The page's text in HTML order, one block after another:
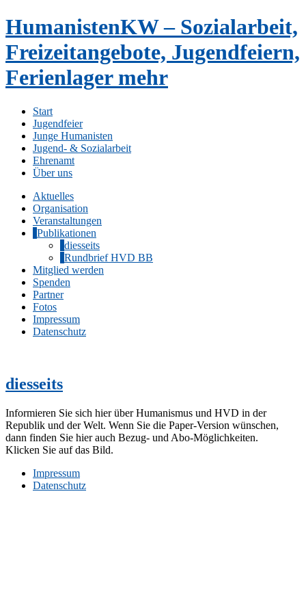
HumanistenKW – Sozialarbeit,
Freizeitangebote, Jugendfeiern,
Ferienlager mehr
Start
Jugendfeier
Junge Humanisten
Jugend- & Sozialarbeit
Ehrenamt
Über uns
Aktuelles
Organisation
Veranstaltungen
Publikationen
diesseits
Rundbrief HVD BB
Mitglied werden
Spenden
Partner
Fotos
Impressum
Datenschutz
diesseits
Informieren Sie sich hier über Humanismus und HVD in der
Republik und der Welt. Wenn Sie die Paper-Version wünschen,
dann finden Sie hier auch Bezug- und Abo-Möglichkeiten.
Klicken Sie auf das Bild.
Impressum
Datenschutz